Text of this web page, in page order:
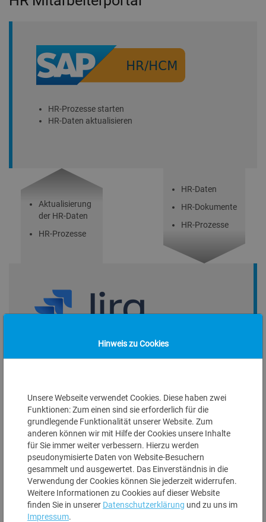
HR-Prozesse starten
HR-Daten aktualisieren
HR-Daten
HR-Dokumente
HR-Prozesse
Aktualisierung
der HR-Daten
HR-Prozesse
On- und Offboarding-Prozesse
Beantragungsverfahren (z.B. Bildung)
Persönlicher Dokumentenaustausch (z.B.
Gehaltsabrechnung)
Wissensmanagement
Hinweis zu Cookies
Unsere Webseite verwendet Cookies. Diese haben zwei
Funktionen: Zum einen sind sie erforderlich für die
grundlegende Funktionalität unserer Website. Zum
anderen können wir mit Hilfe der Cookies unsere Inhalte
für Sie immer weiter verbessern. Hierzu werden
pseudonymisierte Daten von Website-Besuchern
gesammelt und ausgewertet. Das Einverständnis in die
Verwendung der Cookies können Sie jederzeit widerrufen.
Weitere Informationen zu Cookies auf dieser Website
finden Sie in unserer Datenschutzerklärung und zu uns im
Impressum.